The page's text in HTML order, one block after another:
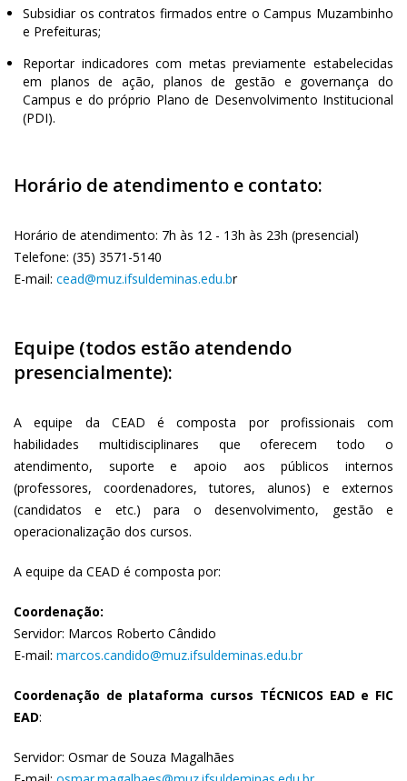
Subsidiar os contratos firmados entre o Campus Muzambinho
e Prefeituras;
Reportar indicadores com metas previamente estabelecidas
em planos de ação, planos de gestão e governança do
Campus e do próprio Plano de Desenvolvimento Institucional
(PDI).
Horário de atendimento e contato:
Horário de atendimento: 7h às 12 - 13h às 23h (presencial)
Telefone: (35) 3571-5140
E-mail: cead@muz.ifsuldeminas.edu.br
Equipe (todos estão atendendo
presencialmente):
A equipe da CEAD é composta por profissionais com
habilidades multidisciplinares que oferecem todo o
atendimento, suporte e apoio aos públicos internos
(professores, coordenadores, tutores, alunos) e externos
(candidatos e etc.) para o desenvolvimento, gestão e
operacionalização dos cursos.
A equipe da CEAD é composta por:
Coordenação:
Servidor: Marcos Roberto Cândido
E-mail: marcos.candido@muz.ifsuldeminas.edu.br
Coordenação de plataforma cursos TÉCNICOS EAD e FIC
EAD:
Servidor: Osmar de Souza Magalhães